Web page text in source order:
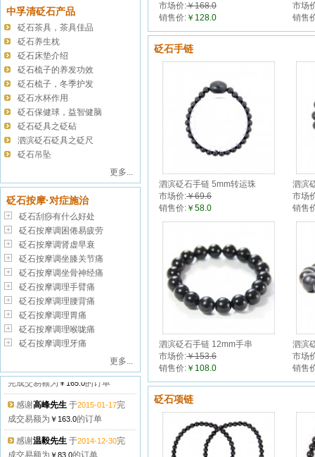
中孚清砭石产品
砭石茶具，茶具佳品
砭石养生枕
砭石床垫介绍
砭石梳子的养发功效
砭石梳子，冬季护发
砭石水杯作用
砭石保健球，益智健脑
砭石砭具之砭砧
泗滨砭石砭具之砭尺
砭石吊坠
更多...
砭石按摩·对症施治
砭石刮痧有什么好处
砭石按摩调困倦易疲劳
砭石按摩调肾虚早衰
砭石按摩调坐膝关节痛
砭石按摩调坐骨神经痛
砭石按摩调理手臂痛
砭石按摩调理腰背痛
砭石按摩调理胃痛
砭石按摩调理喉咙痛
砭石按摩调理牙痛
更多...
2015-06-12
完成交易额为￥165.0的订单
感谢高峰先生于2015-01-17完
成交易额为 ￥163.0
感谢温毅先生于2014-12-30完
成交易额为￥83.0的订单
市场价:￥168.0
销售价: ￥128.0
市场
销售
砭石手链
泗滨砭石手链 5mm转运珠
市场价:￥69.6
销售价: ￥58.0
泗滨
市场
销售
泗滨砭石手链 12mm手串
市场价:￥153.6
销售价: ￥108.0
泗滨
市场
销售
砭石项链